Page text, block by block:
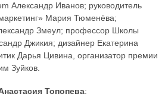
Александр Иванов; руководитель
Мария Тюменёва;
Змеул; профессор Школы
Джикия; дизайнер Екатерина
Дарья Цивина, организатор премии
Зуйков.
Топопева: